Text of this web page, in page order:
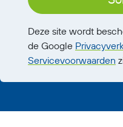
Deze site wordt
de Google
Servicevoorwaarden